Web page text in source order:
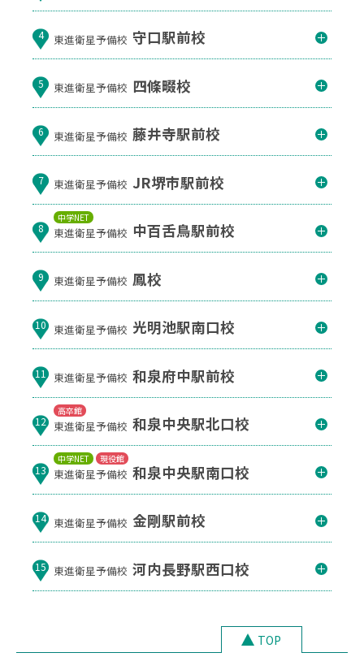
4 東進衛星予備校 守口駅前校
5 東進衛星予備校 四條畷校
6 東進衛星予備校 藤井寺駅前校
7 東進衛星予備校 JR堺市駅前校
中学NET
8 東進衛星予備校 中百舌鳥駅前校
9 東進衛星予備校 鳳校
10 東進衛星予備校 光明池駅南口校
11 東進衛星予備校 和泉府中駅前校
高卒館
12 東進衛星予備校 和泉中央駅北口校
中学NET 現役館
13 東進衛星予備校 和泉中央駅南口校
14 東進衛星予備校 金剛駅前校
15 東進衛星予備校 河内長野駅西口校
TOP